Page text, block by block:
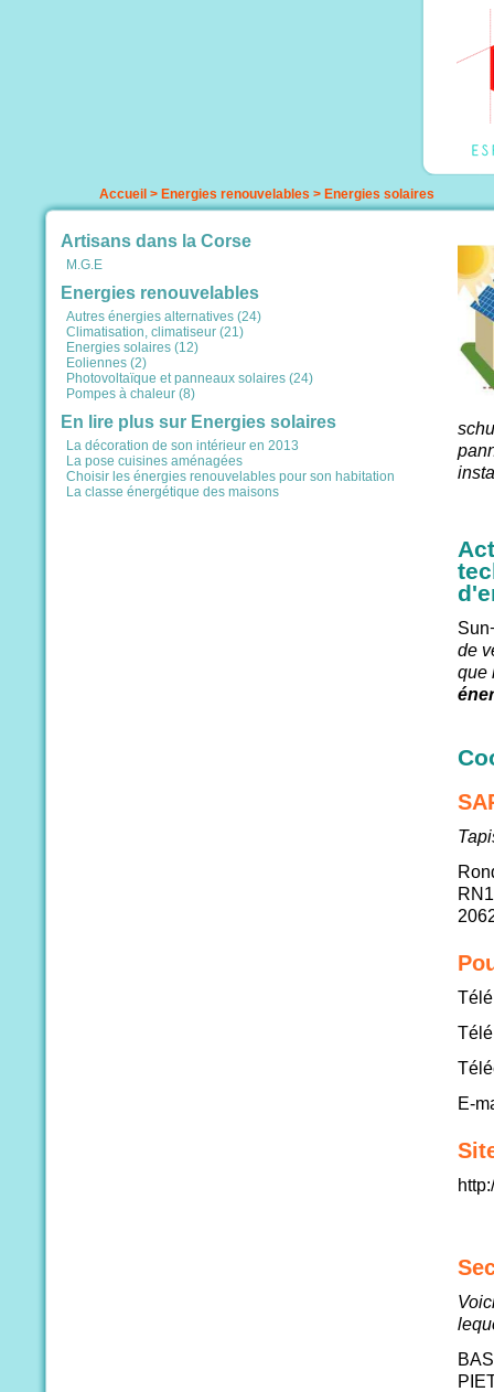
Accueil > Energies renouvelables > Energies solaires
Artisans dans la Corse
M.G.E
Energies renouvelables
Autres énergies alternatives (24)
Climatisation, climatiseur (21)
Energies solaires (12)
Eoliennes (2)
Photovoltaïque et panneaux solaires (24)
Pompes à chaleur (8)
En lire plus sur Energies solaires
La décoration de son intérieur en 2013
La pose cuisines aménagées
Choisir les énergies renouvelables pour son habitation
La classe énergétique des maisons
de
que
E-